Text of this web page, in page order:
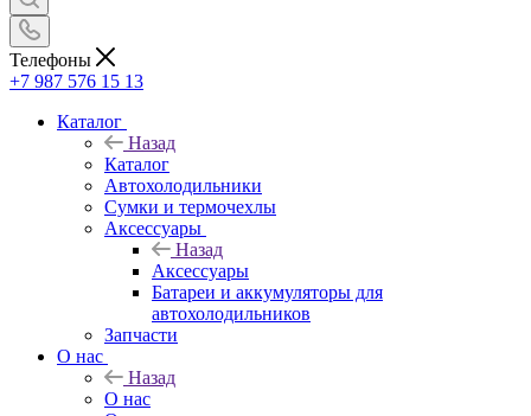
Телефоны
+7 987 576 15 13
Каталог
Назад
Каталог
Автохолодильники
Сумки и термочехлы
Аксессуары
Назад
Аксессуары
Батареи и аккумуляторы для
автохолодильников
Запчасти
О нас
Назад
О нас